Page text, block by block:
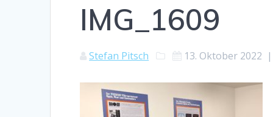
IMG_1609
Stefan Pitsch 13. Oktober 2022